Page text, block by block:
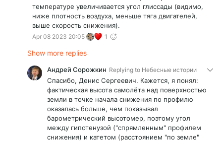
температуре увеличивается угол глиссады (видимо,
ниже плотность воздуха, меньше тяга двигателей,
выше скорость снижения).
Apr 08 2023 20:05 1
Show more replies
Андрей Сорожкин Replying to Небесные истории
Спасибо, Денис Сергеевич. Кажется, я понял:
фактическая высота самолёта над поверхностью
земли в точке начала снижения по профилю
оказалась больше, чем показывал
барометрический высотомер, поэтому угол
между гипотенузой ("спрямленным" профилем
снижения) и катетом (расстоянием "по земле"